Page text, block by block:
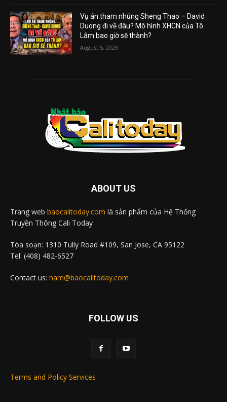
Vụ án tham nhũng Sheng Thao – David
Duong đi về đâu? Mô hình XHCN của Tô
Lâm bao giờ sẽ thành?
August 5, 2026
ABOUT US
Trang web baocalitoday.com là sản phẩm của Hệ Thống
Truyền Thông Cali Today
Tòa soạn: 1310 Tully Road #109, San Jose, CA 95122
Tel: (408) 482-6527
Contact us: nam@baocalitoday.com
FOLLOW US
Terms and Policy Services